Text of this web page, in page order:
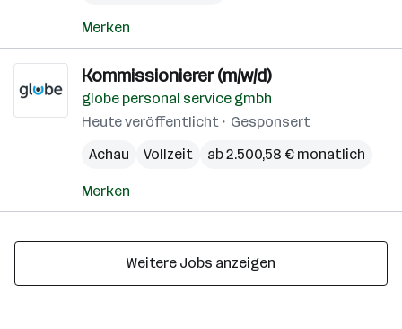
Merken
Kommissionierer (m/w/d)
globe personal service gmbh
Heute veröffentlicht
Gesponsert
Achau
Vollzeit ab 2.500,58 € monatlich
Merken
Weitere Jobs anzeigen